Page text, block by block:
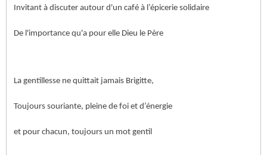
Invitant à discuter autour d'un café à l’épicerie solidaire
De l'importance qu'a pour elle Dieu le Père
La gentillesse ne quittait jamais Brigitte,
Toujours souriante, pleine de foi et d’énergie
et pour chacun, toujours un mot gentil